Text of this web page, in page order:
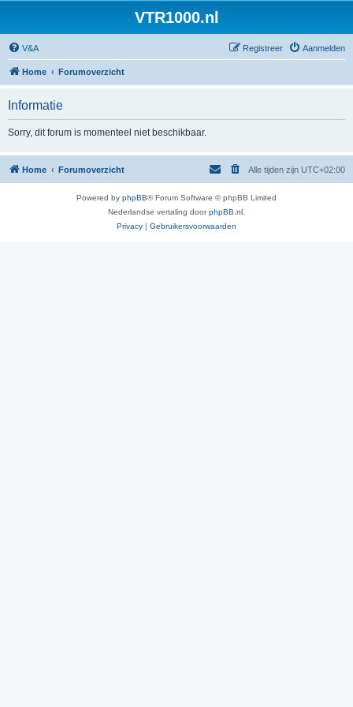
VTR1000.nl
V&A Aanmelden
Registreer
Home Forumoverzicht
Informatie
Sorry, dit forum is momenteel niet beschikbaar.
Home Forumoverzicht Alle tijden zijn UTC+02:00
Powered by phpBB® Forum Software © phpBB Limited
Nederlandse vertaling doorphpBB.nl
Privacy | Gebruikersvoorwaarden